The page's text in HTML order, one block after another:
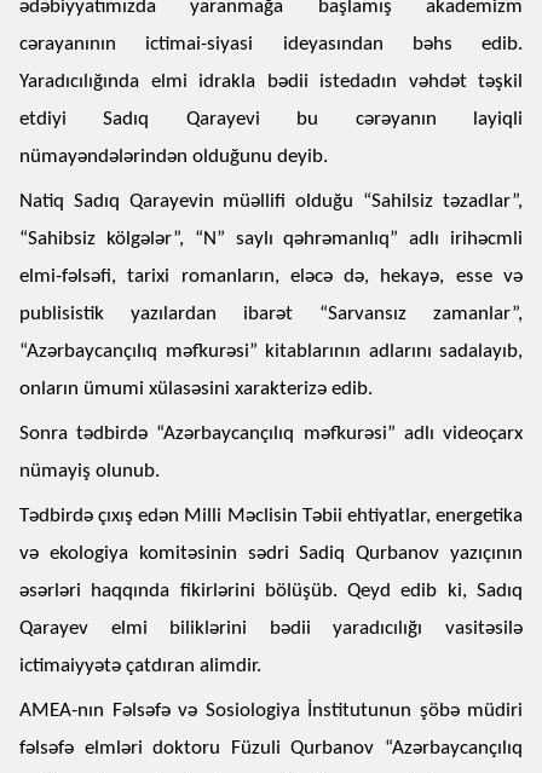
ədəbiyyatımızda yaranmağa başlamış akademizm
cərayanının ictimai-siyasi ideyasından bəhs edib.
Yaradıcılığında elmi idrakla bədii istedadın vəhdət təşkil
etdiyi Sadıq Qarayevi bu cərəyanın layiqli
nümayəndələrindən olduğunu deyib.
Natiq Sadıq Qarayevin müəllifi olduğu “Sahilsiz təzadlar”,
“Sahibsiz kölgələr”, “N” saylı qəhrəmanlıq” adlı irihəcmli
elmi-fəlsəfi, tarixi romanların, eləcə də, hekayə, esse və
publisistik yazılardan ibarət “Sarvansız zamanlar”,
“Azərbaycançılıq məfkurəsi” kitablarının adlarını sadalayıb,
onların ümumi xülasəsini xarakterizə edib.
Sonra tədbirdə “Azərbaycançılıq məfkurəsi” adlı videoçarx
nümayiş olunub.
Tədbirdə çıxış edən Milli Məclisin Təbii ehtiyatlar, energetika
və ekologiya komitəsinin sədri Sadiq Qurbanov yazıçının
əsərləri haqqında fikirlərini bölüşüb. Qeyd edib ki, Sadıq
Qarayev elmi biliklərini bədii yaradıcılığı vasitəsilə
ictimaiyyətə çatdıran alimdir.
AMEA-nın Fəlsəfə və Sosiologiya İnstitutunun şöbə müdiri
fəlsəfə elmləri doktoru Füzuli Qurbanov “Azərbaycançılıq